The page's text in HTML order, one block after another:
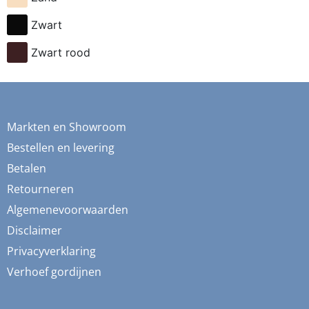
fietsen
flessen
fresia
ganzen
gemberkoekjes
geometrisch
ginko
gnome
grafisch
Zwart
Zwart rood
Markten en Showroom
Bestellen en levering
Betalen
Retourneren
Algemenevoorwaarden
Disclaimer
Privacyverklaring
Verhoef gordijnen